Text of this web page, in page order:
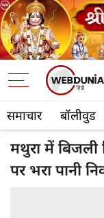
समाचार बॉलीवुड
मथुरा में
पर भरा पानी